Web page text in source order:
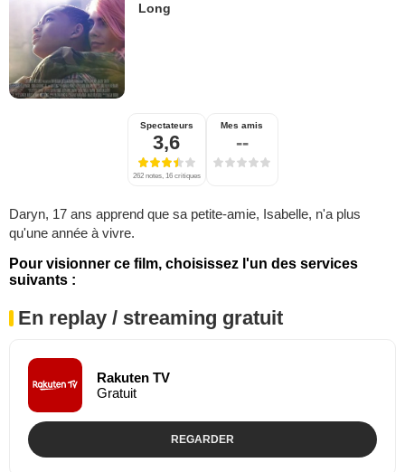
Long
Spectateurs
3,6
262 notes, 16 critiques
Mes amis
--
Daryn, 17 ans apprend que sa petite-amie, Isabelle, n'a plus
qu'une année à vivre.
Pour visionner ce film, choisissez l'un des services
suivants :
En replay / streaming gratuit
Rakuten TV
Gratuit
REGARDER